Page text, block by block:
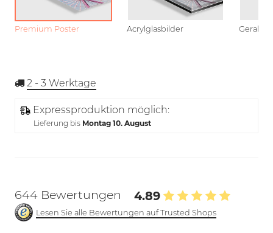
Premium Poster Acrylglasbilder
2 - 3 Werktage
Expressproduktion möglich:
Lieferung bis Montag 10. August
644 Bewertungen 4.89
Lesen Sie alle Bewertungen auf Trusted Shops